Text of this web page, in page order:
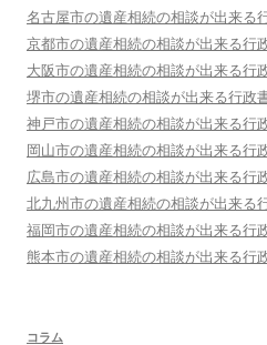
名古屋市の遺産相続の相談が出来る
京都市の遺産相続の相談が出来る行
大阪市の遺産相続の相談が出来る行
堺市の遺産相続の相談が出来る行政
神戸市の遺産相続の相談が出来る行
岡山市の遺産相続の相談が出来る行
広島市の遺産相続の相談が出来る行
北九州市の遺産相続の相談が出来る
福岡市の遺産相続の相談が出来る行
熊本市の遺産相続の相談が出来る行
コラム